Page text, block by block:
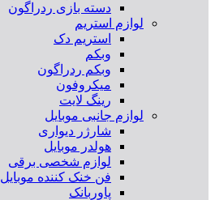
دسته بازی ردراگون
لوازم استریم
استریم دک
وبکم
وبکم ردراگون
میکروفون
رینگ لایت
لوازم جانبی موبایل
شارژر دیواری
هولدر موبایل
لوازم شخصی برقی
فن خنک کننده موبایل
پاوربانک